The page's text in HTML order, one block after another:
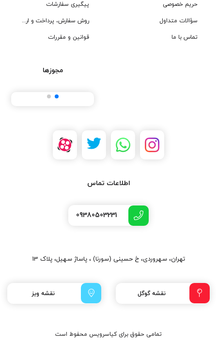
حریم خصوصی
سؤالات متداول
تماس با ما
پیگیری سفارشات
روش سفارش، پرداخت و ارسال
قوانین و مقررات
مجوزها
اطلاعات تماس
09380503231
تهران، سهروردی، خ حسینی (سورنا) ، پاساژ سهیل، پلاک 13
نقشه گوگل نقشه ویز
تمامی حقوق برای کیاسرویس محفوط است